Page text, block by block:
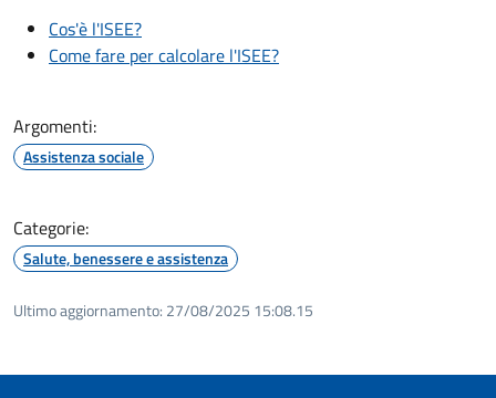
Cos'è l'ISEE?
Come fare per calcolare l'ISEE?
Argomenti:
Assistenza sociale
Categorie:
Salute, benessere e assistenza
Ultimo aggiornamento: 27/08/2025 15:08.15